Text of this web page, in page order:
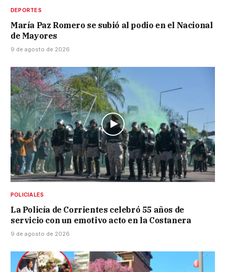
DEPORTES
María Paz Romero se subió al podio en el Nacional
de Mayores
9 de agosto de 2026
POLICIALES
La Policía de Corrientes celebró 55 años de
servicio con un emotivo acto en la Costanera
9 de agosto de 2026